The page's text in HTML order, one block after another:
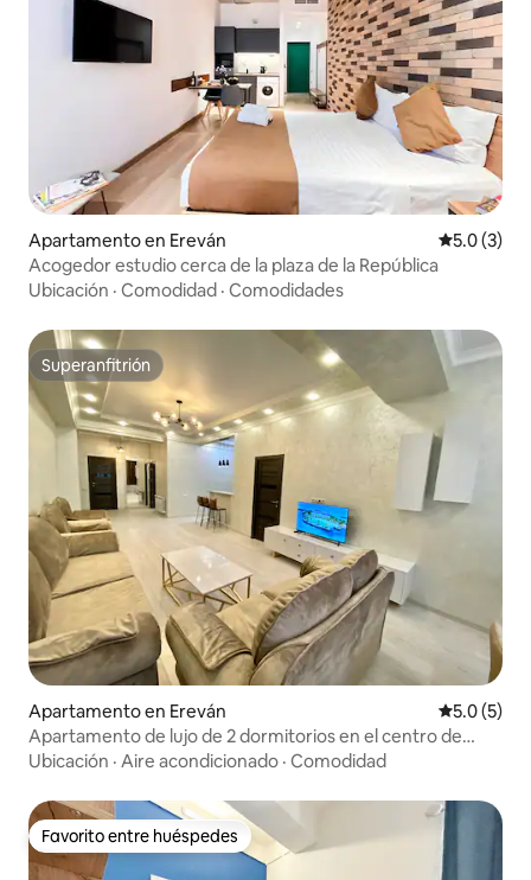
Apartamento en Ereván
5.0 (3)
Acogedor estudio cerca de la plaza de la República
Ubicación · Comodidad · Comodidades
Superanfitrión
Superanfitrión
Apartamento en Ereván
5.0 (5)
Apartamento de lujo de 2 dormitorios en el centro de
Ereván
Ubicación · Aire acondicionado · Comodidad
Favorito entre huéspedes
Favorito entre huéspedes